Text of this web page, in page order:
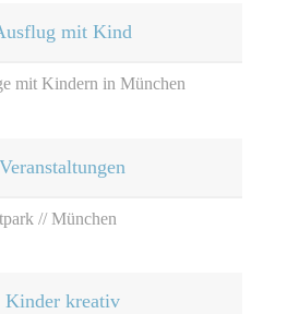
mit Kind
mit Kindern in München
Veranstaltungen
// München
Kinder kreativ